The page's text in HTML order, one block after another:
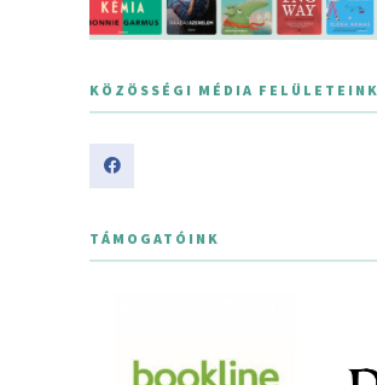
KÖZÖSSÉGI MÉDIA FELÜLETEINK
TÁMOGATÓINK